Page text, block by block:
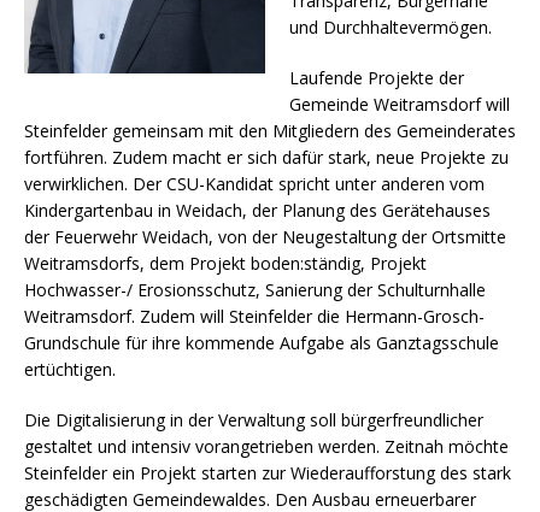
und Durchhaltevermögen.
Laufende Projekte der
Gemeinde Weitramsdorf will
Steinfelder gemeinsam mit den Mitgliedern des Gemeinderates
fortführen. Zudem macht er sich dafür stark, neue Projekte zu
verwirklichen. Der CSU-Kandidat spricht unter anderen vom
Kindergartenbau in Weidach, der Planung des Gerätehauses
der Feuerwehr Weidach, von der Neugestaltung der Ortsmitte
Weitramsdorfs, dem Projekt boden:ständig, Projekt
Hochwasser-/ Erosionsschutz, Sanierung der Schulturnhalle
Weitramsdorf. Zudem will Steinfelder die Hermann-Grosch-
Grundschule für ihre kommende Aufgabe als Ganztagsschule
ertüchtigen.
Die Digitalisierung in der Verwaltung soll bürgerfreundlicher
gestaltet und intensiv vorangetrieben werden. Zeitnah möchte
Steinfelder ein Projekt starten zur Wiederaufforstung des stark
geschädigten Gemeindewaldes. Den Ausbau erneuerbarer